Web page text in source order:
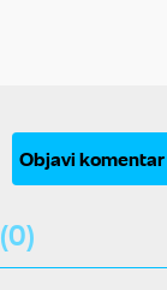
Objavi komentar
(0)